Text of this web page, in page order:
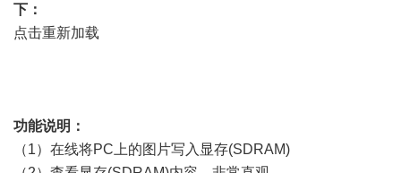
下：
点击重新加载
功能说明：
（1）在线将PC上的图片写入显存(SDRAM)